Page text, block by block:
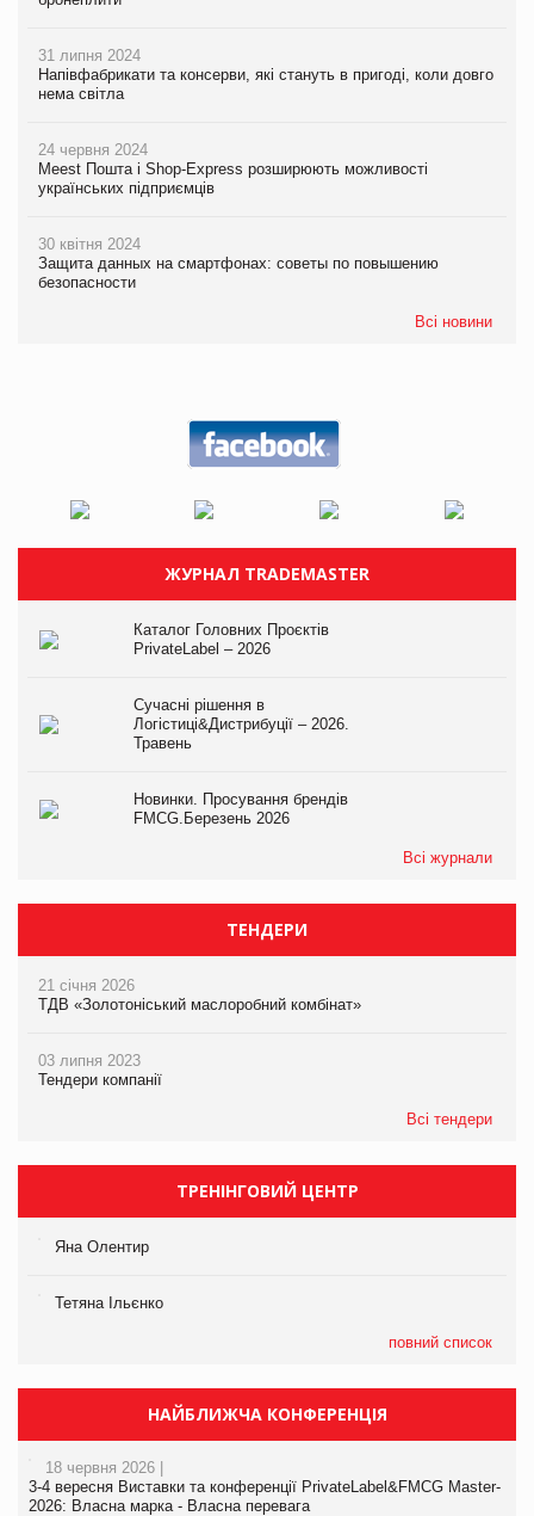
31 липня 2024
Напівфабрикати та консерви, які стануть в пригоді, коли довго
нема світла
24 червня 2024
Meest Пошта і Shop-Express розширюють можливості
українських підприємців
30 квітня 2024
Защита данных на смартфонах: советы по повышению
безопасности
Всі новини
ЖУРНАЛ TRADEMASTER
Каталог Головних Проєктів
PrivateLabel – 2026
Сучасні рішення в
Логістиці&Дистрибуції – 2026.
Травень
Новинки. Просування брендів
FMCG.Березень 2026
Всі журнали
ТЕНДЕРИ
21 січня 2026
ТДВ «Золотоніський маслоробний комбінат»
03 липня 2023
Тендери компанії
Всі тендери
ТРЕНІНГОВИЙ ЦЕНТР
Яна Олентир
Тетяна Ільєнко
повний список
НАЙБЛИЖЧА КОНФЕРЕНЦІЯ
18 червня 2026 |
3-4 вересня Виставки та конференції PrivateLabel&FMCG Master-
2026: Власна марка - Власна перевага